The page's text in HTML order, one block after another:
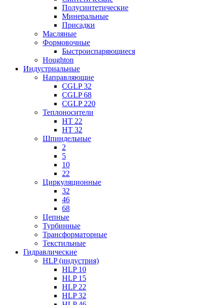
Полусинтетические
Минеральные
Присадки
Масляные
Формовочные
Быстроиспаряющиеся
Houghton
Индустриальные
Направляющие
CGLP 32
CGLP 68
CGLP 220
Теплоносители
HT 22
HT 32
Шпиндельные
2
5
10
22
Циркуляционные
32
46
68
Цепные
Турбинные
Трансформаторные
Текстильные
Гидравлические
HLP (индустрия)
HLP 10
HLP 15
HLP 22
HLP 32